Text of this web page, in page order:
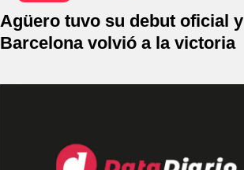
Agüero tuvo su debut oficial y
Barcelona volvió a la victoria